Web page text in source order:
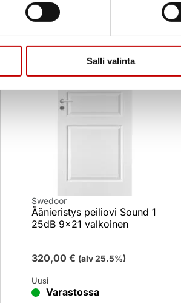
Salli valinta
Swedoor
Äänieristys peiliovi Sound 1
25dB 9×21 valkoinen
320,00€ (alv 25.5%)
Uusi
Varastossa